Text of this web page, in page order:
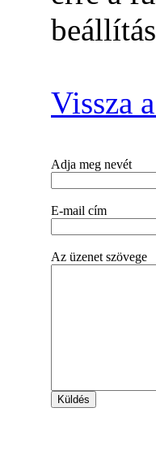
Vissza
Adja meg nevét
E-mail cím
Az üzenet szövege